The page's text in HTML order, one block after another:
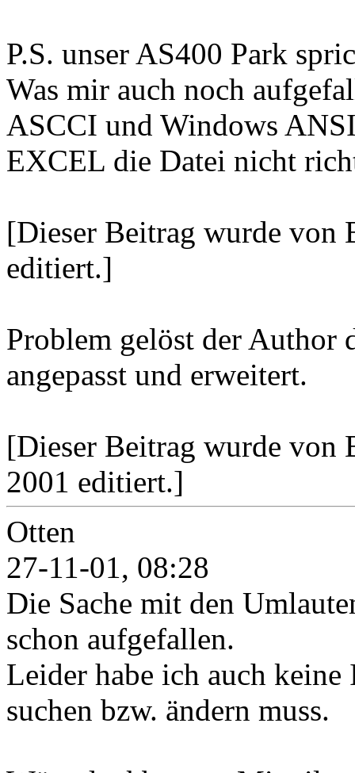
P.S. unser AS400 Park
Was mir auch noch
ASCCI und Windows
EXCEL die Datei nicht
[Dieser Beitrag wurde von
editiert.]
Problem gelöst der Author
angepasst und erweitert.
[Dieser Beitrag wurde von
2001 editiert.]
Otten
27-11-01, 08:28
Die Sache mit den
schon aufgefallen.
Leider habe ich auch keine
suchen bzw. ändern muss.